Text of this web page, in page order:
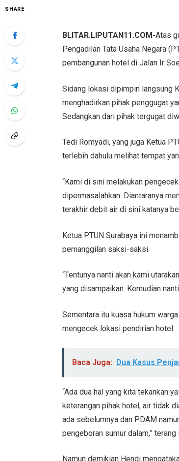
SHARE
BLITAR.LIPUTAN11.COM-Atas
Pengadilan Tata Usaha Negara
pembangunan hotel di Jalan Ir
Sidang lokasi dipimpin langsung
menghadirkan pihak penggugat
Sedangkan dari pihak tergugat
Tedi Romyadi, yang juga Ketua
terlebih dahulu melihat tempat
“Kami di sini melakukan
dipermasalahkan. Diantaranya
terakhir debit air di sini katanya
Ketua PTUN Surabaya ini
pemanggilan saksi-saksi.
“Tentunya nanti akan kami
yang disampaikan. Kemudian
Sementara itu kuasa hukum
mengecek lokasi pendirian hotel.
Baca Juga: Dua Kasus
“Ada dua hal yang kita tekankan
keterangan pihak hotel, air tidak
ada sebelumnya dan PDAM
pengeboran sumur dalam,” terang
Namun demikian Hendi